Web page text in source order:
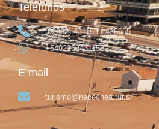
Teléfonos
(02262) 431153 / 425665
+5492262431153
E mail
turismo@necochea.tur.ar